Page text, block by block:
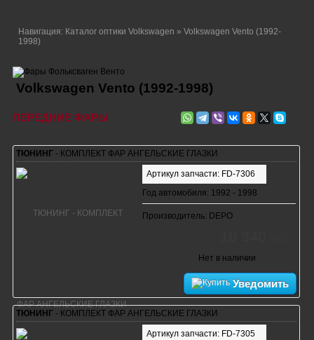
Навигация: Каталог оптики Volkswagen » Volkswagen Vento (1992-
1998)
Volkswagen Vento (1992-1998)
ПЕРЕДНИЕ ФАРЫ
ТЮНИНГ- КОМПЛЕКТ ФАР АНГЕЛЬСКИЕ ГЛАЗКИ
Артикул запчасти: FD-7306
Год автомобиля: 1992 - 1998
Производитель: DEPO
Нет в наличии
Уведомить
ТЮНИНГ- КОМПЛЕКТ ФАР АНГЕЛЬСКИЕ ГЛАЗКИ
Артикул запчасти: FD-7305